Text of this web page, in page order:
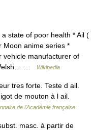
state of poor health * Ail (
Moon anime series *
vehicle manufacturer of
…
Wikipedia
tres forte. Teste d ail.
de mouton à l ail.
de l'Académie française
masc. à partir de